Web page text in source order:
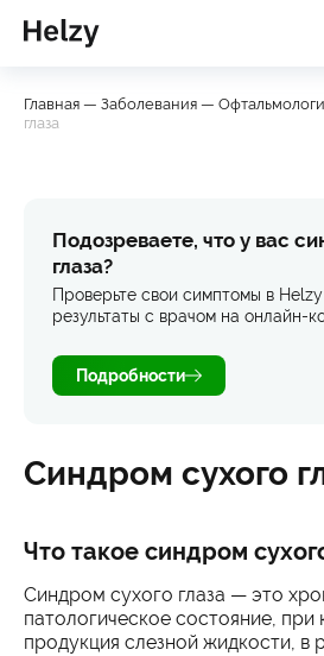
врачом
Главная — Заболевания —
глаза
Подозреваете, что у вас
глаза?
Проверьте свои симптомы в
результаты с врачом на онлайн-
Подробности
Синдром сухого
Что такое синдром
Синдром сухого глаза — это
патологическое состояние,
продукция слезной жидкости, в